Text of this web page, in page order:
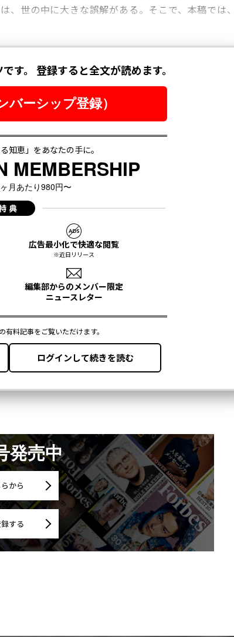
世の中に大きな誤解がある。そこで、本稿では、
発売中
から
する